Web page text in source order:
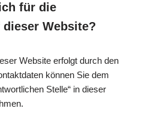
für die
Website?
Website erfolgt durch den
können Sie dem
Stelle“ in dieser